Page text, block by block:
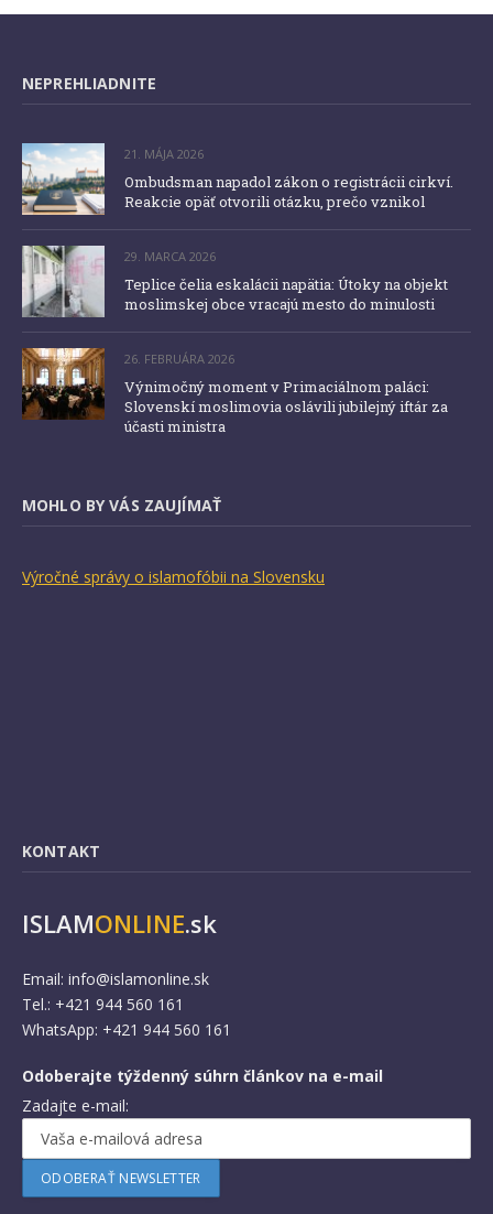
NEPREHLIADNITE
21. MÁJA 2026
Ombudsman napadol zákon o registrácii cirkví.
Reakcie opäť otvorili otázku, prečo vznikol
29. MARCA 2026
Teplice čelia eskalácii napätia: Útoky na objekt
moslimskej obce vracajú mesto do minulosti
26. FEBRUÁRA 2026
Výnimočný moment v Primaciálnom paláci:
Slovenskí moslimovia oslávili jubilejný iftár za
účasti ministra
MOHLO BY VÁS ZAUJÍMAŤ
Výročné správy o islamofóbii na Slovensku
KONTAKT
ISLAMONLINE.sk
Email: info@islamonline.sk
Tel.: +421 944 560 161
WhatsApp: +421 944 560 161
Odoberajte týždenný súhrn článkov na e-mail
Zadajte e-mail: